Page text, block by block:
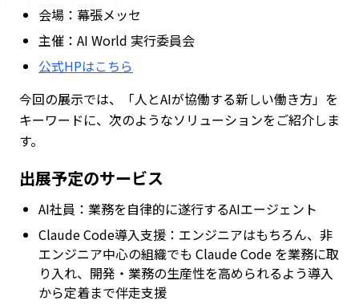
私
た
ち
に
つ
い
て
用
お
問
い
合
会場：幕張メッセ
主催：AI World 実行委員会
公式HPはこちら
今回の展示では、「人とAIが協働する新しい働き方」を
キーワードに、次のようなソリューションをご紹介しま
す。
出展予定のサービス
AI社員：業務を自律的に遂行するAIエージェント
Claude Code導入支援：エンジニアはもちろん、非
エンジニア中心の組織でも Claude Code を業務に取
り入れ、開発・業務の生産性を高められるよう導入
から定着まで伴走支援